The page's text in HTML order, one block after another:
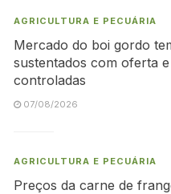
AGRICULTURA E PECUÁRIA
Mercado do boi gordo
sustentados com oferta
controladas
07/08/2026
AGRICULTURA E PECUÁRIA
Preços da carne de